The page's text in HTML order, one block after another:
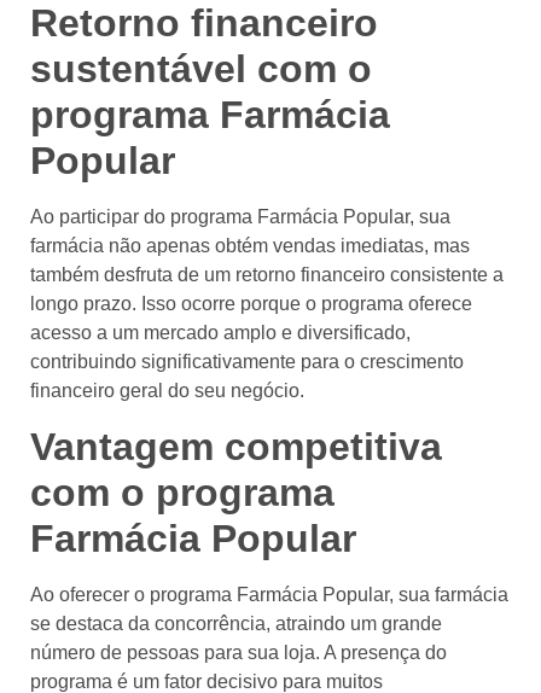
Retorno financeiro
sustentável com o
programa Farmácia
Popular
Ao participar do programa Farmácia Popular, sua
farmácia não apenas obtém vendas imediatas, mas
também desfruta de um retorno financeiro consistente a
longo prazo. Isso ocorre porque o programa oferece
acesso a um mercado amplo e diversificado,
contribuindo significativamente para o crescimento
financeiro geral do seu negócio.
Vantagem competitiva
com o programa
Farmácia Popular
Ao oferecer o programa Farmácia Popular, sua farmácia
se destaca da concorrência, atraindo um grande
número de pessoas para sua loja. A presença do
programa é um fator decisivo para muitos